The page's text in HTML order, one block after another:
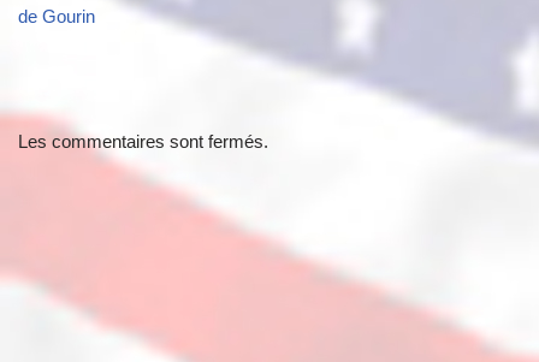
de Gourin
Les commentaires sont fermés.